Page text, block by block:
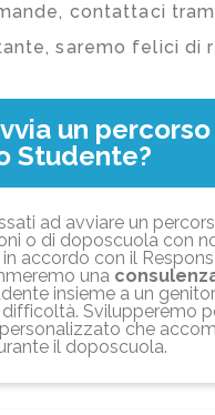
contattaci
saremo felici di
un percorso
Studente?
ad avviare un
o di doposcuola con
accordo con il
una
insieme a un
Svilupperemo
che
il doposcuola.